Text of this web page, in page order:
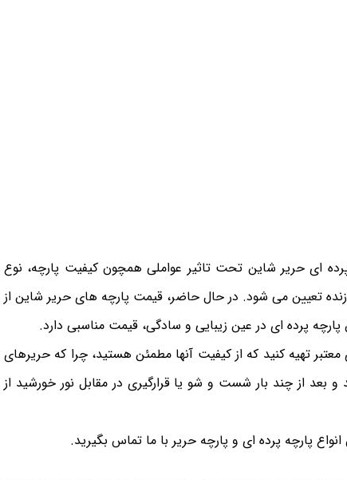
ای حریر شاین تحت تاثیر عواملی همچون کیفیت پارچه، نوع
تعیین می شود. در حال حاضر، قیمت پارچه های حریر شاین از
پرده ای در عین زیبایی و سادگی، قیمت مناسبی دارد.
تهیه کنید که از کیفیت آنها مطمئن هستید، چرا که حریرهای
بعد از چند بار شست و شو یا قرارگیری در مقابل نور خورشید از
پارچه پرده ای و پارچه حریر با ما تماس بگیرید.